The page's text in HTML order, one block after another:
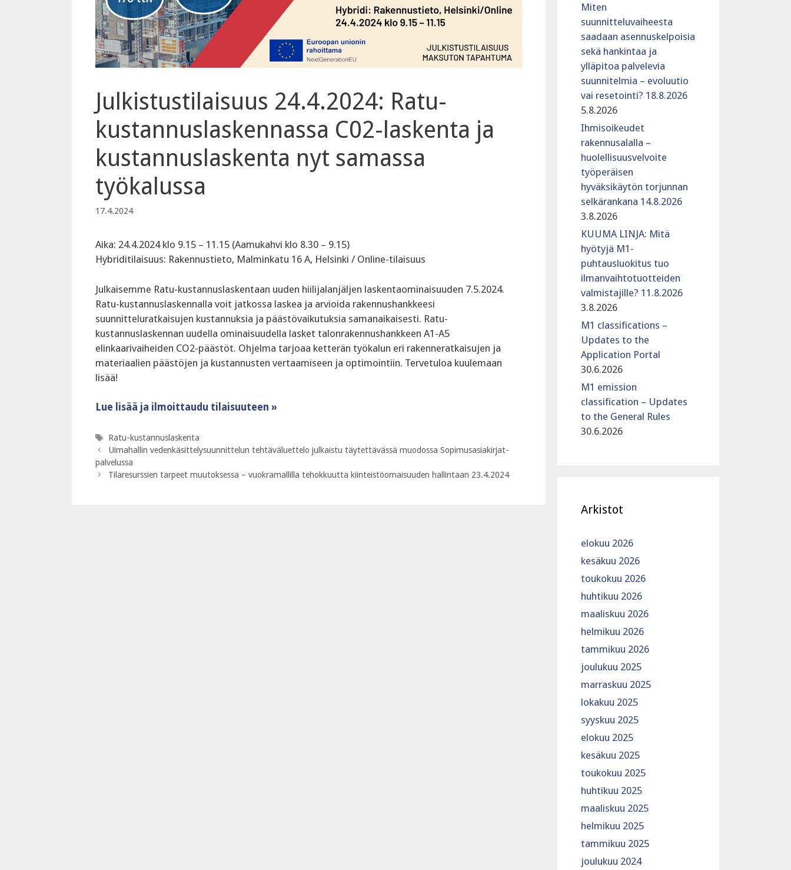
Julkistustilaisuus 24.4.2024: Ratu-
kustannuslaskennassa C02-laskenta ja
kustannuslaskenta nyt samassa
työkalussa
17.4.2024
Aika: 24.4.2024 klo 9.15 – 11.15 (Aamukahvi klo 8.30 – 9.15)
Hybriditilaisuus: Rakennustieto, Malminkatu 16 A, Helsinki / Online-tilaisuus
Julkaisemme Ratu-kustannuslaskentaan uuden hiilijalanjäljen laskentaominaisuuden 7.5.2024.
Ratu-kustannuslaskennalla voit jatkossa laskea ja arvioida rakennushankkeesi
suunnitteluratkaisujen kustannuksia ja päästövaikutuksia samanaikaisesti. Ratu-
kustannuslaskennan uudella ominaisuudella lasket talonrakennushankkeen A1-A5
elinkaarivaiheiden CO2-päästöt. Ohjelma tarjoaa ketterän työkalun eri rakenneratkaisujen ja
materiaalien päästöjen ja kustannusten vertaamiseen ja optimointiin. Tervetuloa kuulemaan
lisää!
Lue lisää ja ilmoittaudu tilaisuuteen »
Avainsanat
Ratu-kustannuslaskenta
Uimahallin vedenkäsittelysuunnittelun tehtäväluettelo julkaistu täytettävässä muodossa Sopimusasiakirjat-
palvelussa
Tilaresurssien tarpeet muutoksessa – vuokramallilla tehokkuutta kiinteistöomaisuuden hallintaan 23.4.2024
Miten
suunnitteluvaiheesta
saadaan asennuskelpoisia
sekä hankintaa ja
ylläpitoa palvelevia
suunnitelmia – evoluutio
vai resetointi? 18.8.2026
5.8.2026
Ihmisoikeudet
rakennusalalla –
huolellisuusvelvoite
työperäisen
hyväksikäytön torjunnan
selkärankana 14.8.2026
3.8.2026
KUUMA LINJA: Mitä
hyötyjä M1-
puhtausluokitus tuo
ilmanvaihtotuotteiden
valmistajille? 11.8.2026
3.8.2026
M1 classifications –
Updates to the
Application Portal
30.6.2026
M1 emission
classification – Updates
to the General Rules
30.6.2026
Arkistot
elokuu 2026
kesäkuu 2026
toukokuu 2026
huhtikuu 2026
maaliskuu 2026
helmikuu 2026
tammikuu 2026
joulukuu 2025
marraskuu 2025
lokakuu 2025
syyskuu 2025
elokuu 2025
kesäkuu 2025
toukokuu 2025
huhtikuu 2025
maaliskuu 2025
helmikuu 2025
tammikuu 2025
joulukuu 2024